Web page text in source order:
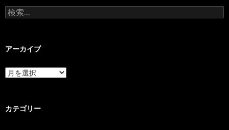
検
索:
アーカイブ
ア
ー
ブ
カテゴリー